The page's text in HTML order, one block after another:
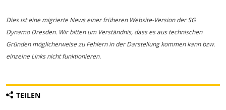
Dies ist eine migrierte News einer früheren Website-Version der SG
Dynamo Dresden. Wir bitten um Verständnis, dass es aus technischen
Gründen möglicherweise zu Fehlern in der Darstellung kommen kann bzw.
einzelne Links nicht funktionieren.
TEILEN